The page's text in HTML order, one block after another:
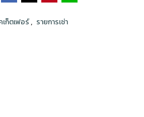
เก็ตเฟอร์, รายการเช่า